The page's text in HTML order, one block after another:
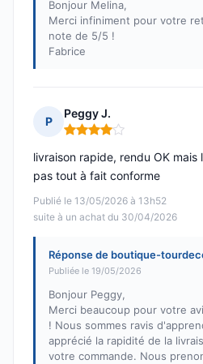
Bonjour Melina,
Merci infiniment pour votre
note de 5/5 !
Fabrice
P
Peggy J.
Note : 4 sur 5
Publié le 13/05/2026 à 13h52
suite à un achat du 30/04/2026
livraison rapide, rendu OK
pas tout à fait conforme
Réponse de boutique-
Publiée le 19/05/2026
Bonjour Peggy,
Merci beaucoup pour votre
! Nous sommes ravis
apprécié la rapidité de la
votre commande. Nous